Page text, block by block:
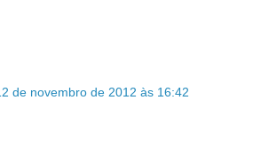
de novembro de 2012 às 16:42